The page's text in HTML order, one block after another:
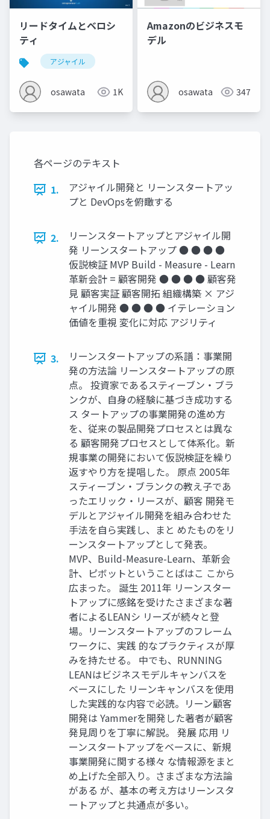
リードタイムとベロシ
ティ
アジャイル
osawata 1K
Amazonのビジネスモ
デル
osawata 347
各ページのテキスト
1.
アジャイル開発と リーンスタートアッ
プと DevOpsを俯瞰する
2.
リーンスタートアップとアジャイル開
発 リーンスタートアップ ● ● ● ●
仮説検証 MVP Build - Measure - Learn
革新会計 = 顧客開発 ● ● ● ● 顧客発
見 顧客実証 顧客開拓 組織構築 × アジ
ャイル開発 ● ● ● ● イテレーション
価値を重視 変化に対応 アジリティ
3.
リーンスタートアップの系譜：事業開
発の方法論 リーンスタートアップの原
点。 投資家であるスティーブン・ブラ
ンクが、自身の経験に基づき成功する
ス タートアップの事業開発の進め方
を、従来の製品開発プロセスとは異な
る 顧客開発プロセスとして体系化。新
規事業の開発において仮説検証を繰り
返すやり方を提唱した。 原点 2005年
スティーブン・ブランクの教え子であ
ったエリック・リースが、顧客 開発モ
デルとアジャイル開発を組み合わせた
手法を自ら実践し、まと めたものをリ
ーンスタートアップとして発表。
MVP、Build-Measure-Learn、革新会
計、ピボットということばはこ こから
広まった。 誕生 2011年 リーンスター
トアップに感銘を受けたさまざまな著
者によるLEANシ リーズが続々と登
場。リーンスタートアップのフレーム
ワークに、実践 的なプラクティスが厚
みを持たせる。 中でも、RUNNING
LEANはビジネスモデルキャンバスを
ベースにした リーンキャンバスを使用
した実践的な内容で必読。リーン顧客
開発は Yammerを開発した著者が顧客
発見周りを丁寧に解説。 発展 応用 リ
ーンスタートアップをベースに、新規
事業開発に関する様々 な情報源をまと
め上げた全部入り。さまざまな方法論
がある が、基本の考え方はリーンスタ
ートアップと共通点が多い。